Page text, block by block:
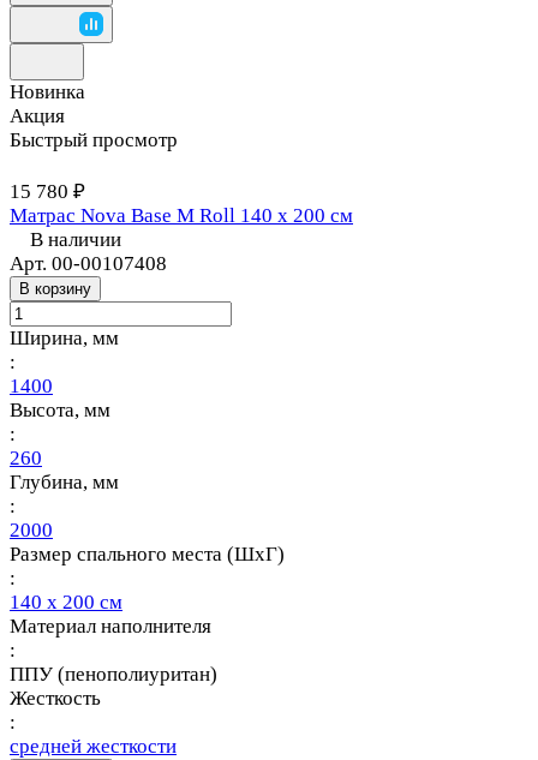
Новинка
Акция
Быстрый просмотр
15 780 ₽
Матрас Nova Base M Roll 140 х 200 см
В наличии
Арт. 00-00107408
В корзину
Ширина, мм
:
1400
Высота, мм
:
260
Глубина, мм
:
2000
Размер спального места (ШхГ)
:
140 х 200 см
Материал наполнителя
:
ППУ (пенополиуритан)
Жесткость
:
средней жесткости